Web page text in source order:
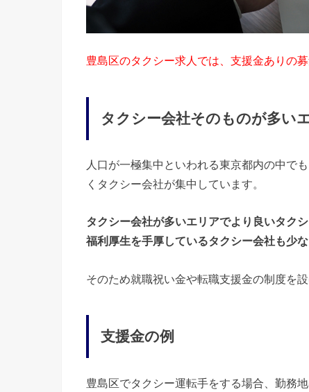
豊島区のタクシー求人では、支援金ありの
タクシー会社そのものが多い
人口が一極集中といわれる東京都内の中で
くタクシー会社が集中しています。
タクシー会社が多いエリアでより良いタク
福利厚生を手厚しているタクシー会社も少な
そのため就職祝い金や転職支援金の制度を
支援金の例
豊島区でタクシー運転手をする場合、勤務